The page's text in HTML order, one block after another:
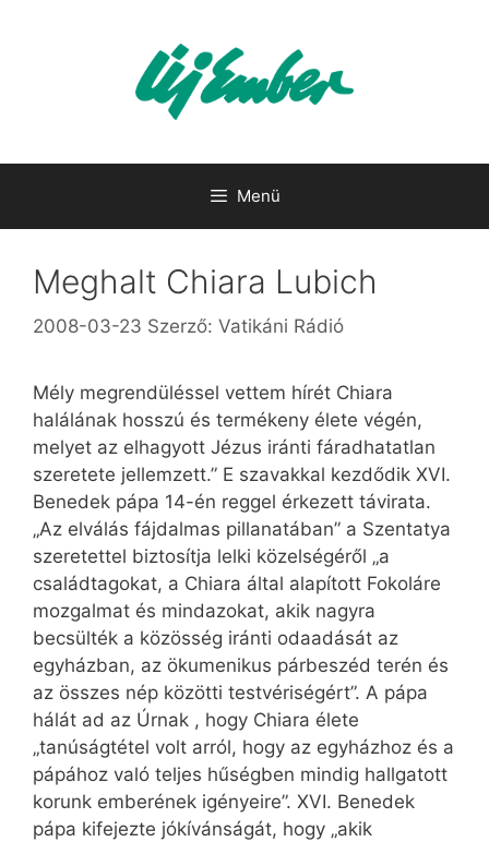
Menü
Meghalt Chiara Lubich
2008-03-23 Szerző: Vatikáni Rádió
Mély megrendüléssel vettem hírét Chiara
halálának hosszú és termékeny élete végén,
melyet az elhagyott Jézus iránti fáradhatatlan
szeretete jellemzett.” E szavakkal kezdődik XVI.
Benedek pápa 14-én reggel érkezett távirata.
„Az elválás fájdalmas pillanatában” a Szentatya
szeretettel biztosítja lelki közelségéről „a
családtagokat, a Chiara által alapított Fokoláre
mozgalmat és mindazokat, akik nagyra
becsülték a közösség iránti odaadását az
egyházban, az ökumenikus párbeszéd terén és
az összes nép közötti testvériségért”. A pápa
hálát ad az Úrnak , hogy Chiara élete
„tanúságtétel volt arról, hogy az egyházhoz és a
pápához való teljes hűségben mindig hallgatott
korunk emberének igényeire”. XVI. Benedek
pápa kifejezte jókívánságát, hogy „akik